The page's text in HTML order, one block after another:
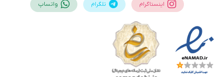
اینستاگرام تلگرام واتساپ